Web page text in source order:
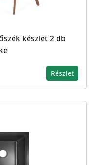
készlet 2 db
Részlet